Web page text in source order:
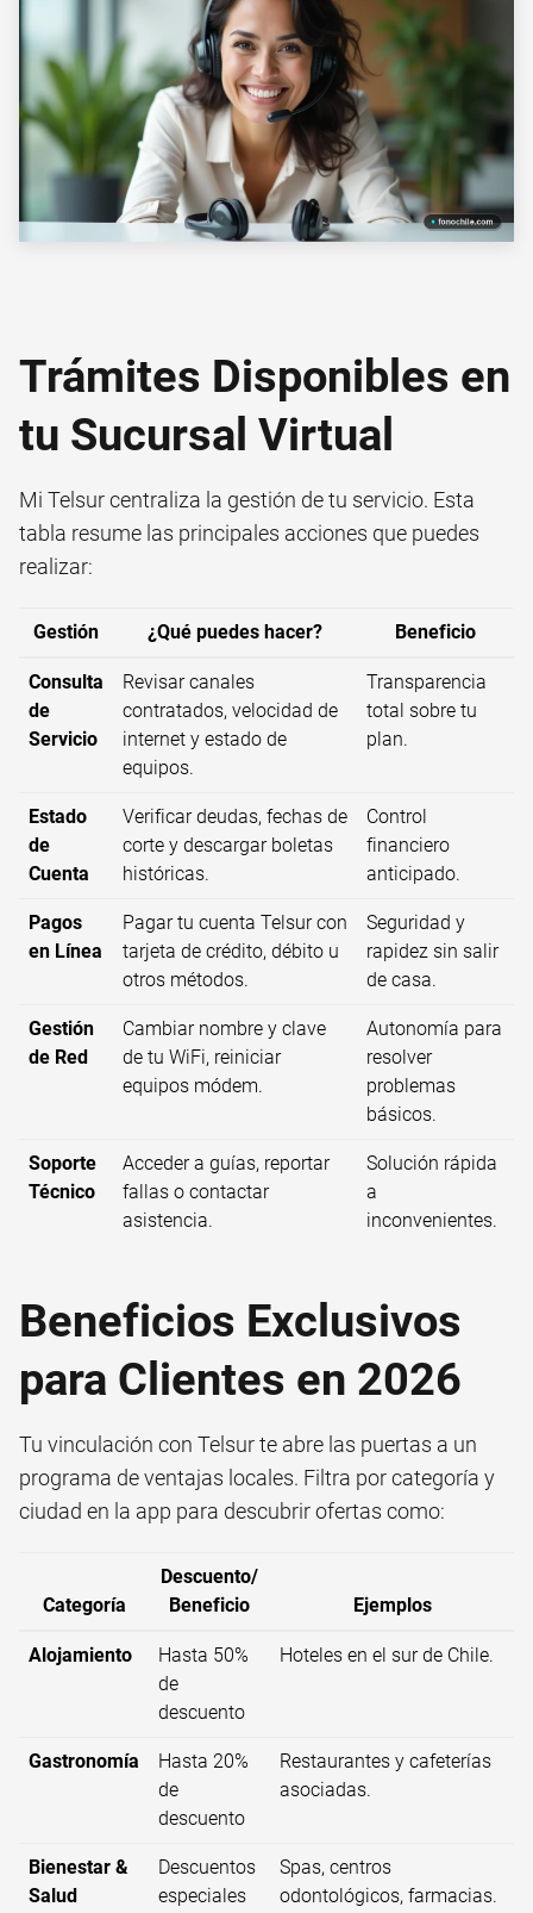
Trámites Disponibles en
tu Sucursal Virtual
Mi Telsur centraliza la gestión de tu servicio. Esta
tabla resume las principales acciones que puedes
realizar:
Gestión ¿Qué puedes hacer? Beneficio
Consulta
de
Servicio
Revisar canales
contratados, velocidad de
internet y estado de
equipos.
Transparencia
total sobre tu
plan.
Estado
de
Cuenta
Verificar deudas, fechas de
corte y descargar boletas
históricas.
Control
financiero
anticipado.
Pagos
en Línea
Pagar tu cuenta Telsur con
tarjeta de crédito, débito u
otros métodos.
Seguridad y
rapidez sin salir
de casa.
Gestión
de Red
Cambiar nombre y clave
de tu WiFi, reiniciar
equipos módem.
Autonomía para
resolver
problemas
básicos.
Soporte
Técnico
Acceder a guías, reportar
fallas o contactar
asistencia.
Solución rápida
a
inconvenientes.
Beneficios Exclusivos
para Clientes en 2026
Tu vinculación con Telsur te abre las puertas a un
programa de ventajas locales. Filtra por categoría y
ciudad en la app para descubrir ofertas como:
Categoría
Descuento/
Beneficio
Ejemplos
Alojamiento
Hasta 50%
de
descuento
Hoteles en el sur de Chile.
Gastronomía
Hasta 20%
de
descuento
Restaurantes y cafeterías
asociadas.
Bienestar &
Salud
Descuentos
especiales
Spas, centros
odontológicos, farmacias.